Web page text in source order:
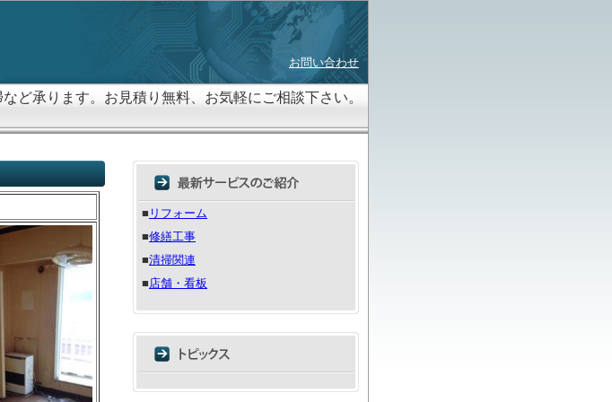
お問い合わせ
ど承ります。お見積り無料、お気軽にご相談下さい。
■ リフォーム
■修繕工事
■清掃関連
■店舗・看板